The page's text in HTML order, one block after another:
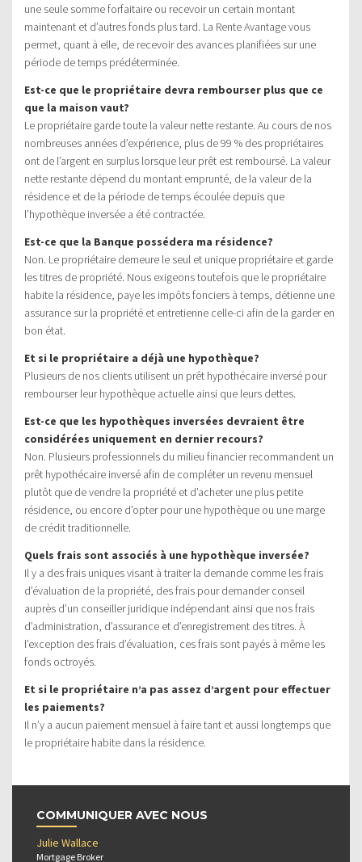
une seule somme forfaitaire ou recevoir un certain montant
maintenant et d’autres fonds plus tard. La Rente Avantage vous
permet, quant à elle, de recevoir des avances planifiées sur une
période de temps prédéterminée.
Est-ce que le propriétaire devra rembourser plus que ce
que la maison vaut?
Le propriétaire garde toute la valeur nette restante. Au cours de nos
nombreuses années d’expérience, plus de 99 % des propriétaires
ont de l’argent en surplus lorsque leur prêt est remboursé. La valeur
nette restante dépend du montant emprunté, de la valeur de la
résidence et de la période de temps écoulée depuis que
l’hypothèque inversée a été contractée.
Est-ce que la Banque possédera ma résidence?
Non. Le propriétaire demeure le seul et unique propriétaire et garde
les titres de propriété. Nous exigeons toutefois que le propriétaire
habite la résidence, paye les impôts fonciers à temps, détienne une
assurance sur la propriété et entretienne celle-ci afin de la garder en
bon état.
Et si le propriétaire a déjà une hypothèque?
Plusieurs de nos clients utilisent un prêt hypothécaire inversé pour
rembourser leur hypothèque actuelle ainsi que leurs dettes.
Est-ce que les hypothèques inversées devraient être
considérées uniquement en dernier recours?
Non. Plusieurs professionnels du milieu financier recommandent un
prêt hypothécaire inversé afin de compléter un revenu mensuel
plutôt que de vendre la propriété et d’acheter une plus petite
résidence, ou encore d’opter pour une hypothèque ou une marge
de crédit traditionnelle.
Quels frais sont associés à une hypothèque inversée?
Il y a des frais uniques visant à traiter la demande comme les frais
d’évaluation de la propriété, des frais pour demander conseil
auprès d’un conseiller juridique indépendant ainsi que nos frais
d’administration, d’assurance et d’enregistrement des titres. À
l’exception des frais d’évaluation, ces frais sont payés à même les
fonds octroyés.
Et si le propriétaire n’a pas assez d’argent pour effectuer
les paiements?
Il n’y a aucun paiement mensuel à faire tant et aussi longtemps que
le propriétaire habite dans la résidence.
COMMUNIQUER AVEC NOUS
Julie Wallace
Mortgage Broker